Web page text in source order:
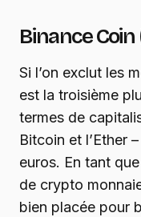
Binance Coin
Si l’on exclut les
est la troisième
termes de
Bitcoin et l’Ether
euros. En tant
de crypto
bien placée pour